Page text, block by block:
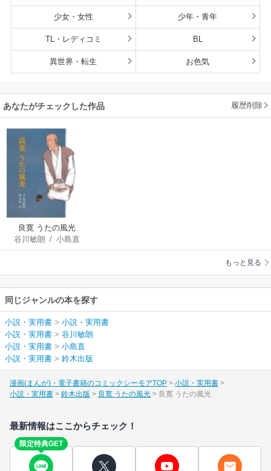
少女・女性 少年・青年
TL・レディコミ BL
異世界・転生 お色気
あなたがチェックした作品 履歴削除
良寛 うたの風光
谷川敏朗 /小島直
もっと見る
同じジャンルの本を探す
小説・実用書 > 小説・実用書
小説・実用書 > 谷川敏朗
小説・実用書 > 小島直
小説・実用書 > 鈴木出版
漫画(まんが)・電子書籍のコミックシーモアTOP
小説・実用書
小説・実用書
鈴木出版 良寛 うたの風光 良寛 うたの風光
最新情報はここからチェック！
限定特典GET